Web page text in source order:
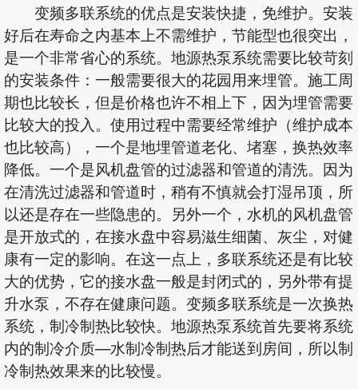
变频多联系统的优点是安装快捷，免维护。安装
好后在寿命之内基本上不需维护，节能型也很突出，
是一个非常省心的系统。地源热泵系统需要比较苛刻
的安装条件：一般需要很大的花园用来埋管。施工周
期也比较长，但是价格也许不相上下，因为埋管需要
比较大的投入。使用过程中需要经常维护（维护成本
也比较高），一个是地埋管道老化、堵塞，换热效率
降低。一个是风机盘管的过滤器和管道的清洗。因为
在清洗过滤器和管道时，稍有不慎就会打湿吊顶，所
以还是存在一些隐患的。另外一个，水机的风机盘管
是开放式的，在接水盘中容易滋生细菌、灰尘，对健
康有一定的影响。在这一点上，多联系统还是有比较
大的优势，它的接水盘一般是封闭式的，另外带有提
升水泵，不存在健康问题。变频多联系统是一次换热
系统，制冷制热比较快。地源热泵系统首先要将系统
内的制冷介质—水制冷制热后才能送到房间，所以制
冷制热效果来的比较慢。